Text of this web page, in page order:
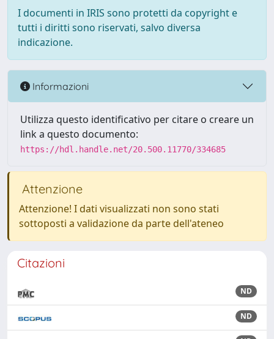
I documenti in IRIS sono protetti da copyright e
tutti i diritti sono riservati, salvo diversa
indicazione.
Informazioni
Utilizza questo identificativo per citare o creare un
link a questo documento:
https://hdl.handle.net/20.500.11770/334685
Attenzione
Attenzione! I dati visualizzati non sono stati
sottoposti a validazione da parte dell'ateneo
Citazioni
ND
ND